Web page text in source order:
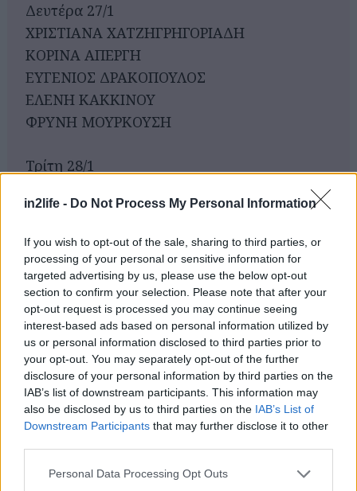
in2life - Do Not Process My Personal Information
If you wish to opt-out of the sale, sharing to third parties, or
processing of your personal or sensitive information for
targeted advertising by us, please use the below opt-out
section to confirm your selection. Please note that after your
opt-out request is processed you may continue seeing
interest-based ads based on personal information utilized by
us or personal information disclosed to third parties prior to
your opt-out. You may separately opt-out of the further
disclosure of your personal information by third parties on the
IAB’s list of downstream participants. This information may
also be disclosed by us to third parties on the IAB’s List of
Downstream Participants that may further disclose it to other
Please note that this website/app uses one or more Google
Personal Data Processing Opt Outs
Δευτέρα 27/1
ΧΡΙΣΤΙΑΝΑ ΧΑΤΖΗΓΡΗΓΟΡΙΑΔΗ
ΚΟΡΙΝΑ ΑΠΕΡΓΗ
ΕΥΓΕΝΙΟΣ ΔΡΑΚΟΠΟΥΛΟΣ
ΕΛΕΝΗ ΚΑΚΚΙΝΟΥ
ΦΡΥΝΗ ΜΟΥΡΚΟΥΣΗ
Τρίτη 28/1
ΦΟΙΒΗ ΜΑΥΡΟΜΑΤΗ
ΘΟΔΩΡΗΣ ΑΛΕΞΟΠΟΥΛΟΣ
ΝΙΚΟΥ ΒΑΣΙΛΙΚΗ
ΘΕΑΤΡΟ ΑΛΑΜΠΡΑ
Στουρνάρη 53, Πολυτεχνείο
Δευτέρα & Τρίτη στις 21.00
Αναζήτηση